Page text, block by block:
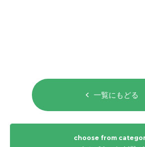
一覧にもどる